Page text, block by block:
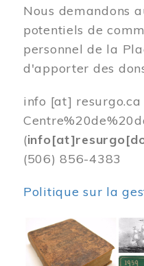
Nous demandons
potentiels de
personnel de la
d'apporter des
info [at] resurgo.ca
(
(506) 856-4383
Politique sur la